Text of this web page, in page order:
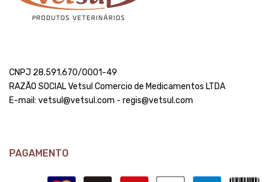
CNPJ 28.591.670/0001-49
RAZÃO SOCIAL Vetsul Comercio de Medicamentos LTDA
E-mail: vetsul@vetsul.com - regis@vetsul.com
PAGAMENTO